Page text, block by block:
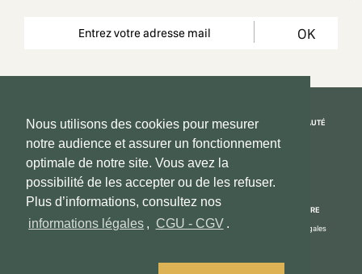
Nous utilisons des cookies pour mesurer
notre audience et assurer un fonctionnement
optimale de notre site. Vous avez la
possibilité de les accepter ou de les refuser.
Plus d’informations, consultez nos
informations légales , CGU - CGV .
OK
Copyright 2026 © www.hadeen-place.fr
Based on Kate&You MarketPlace’ solution
REJOIGNEZ LA COMMUNAUTÉ
ESPACE INFORMATIONS
Mon compte
PAIEMENT SÉCURISÉ
NOUS CONNAÎTRE
Informations Légales